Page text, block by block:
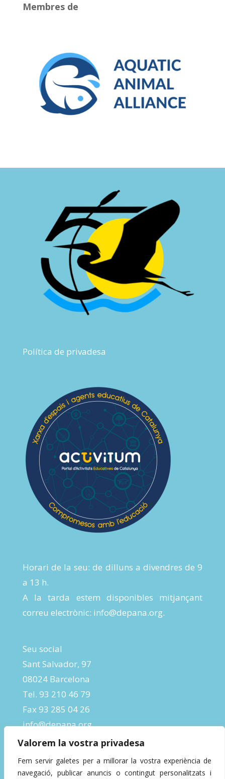
Valorem la vostra privadesa
Fem servir galetes per a millorar la vostra experiència de
navegació, publicar anuncis o contingut personalitzats i
Membres de
Política de privadesa
Horari de la seu: de dilluns a divendres de 9
a 13 h.
A la tarda estem disponibles mitjançant
correu electrònic: info@depana.org.
Seu social
Sant Salvador, 97
08024 Barcelona
Tel. 93 210 46 79
Fax 93 285 04 26
info@depana.org